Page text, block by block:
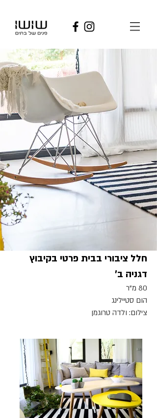
חלל ציבורי בבית פרטי בקיבוץ
דגניה ב'
80 מ"ר
הום סטיילינג
צילום: ולדה טרוגמן